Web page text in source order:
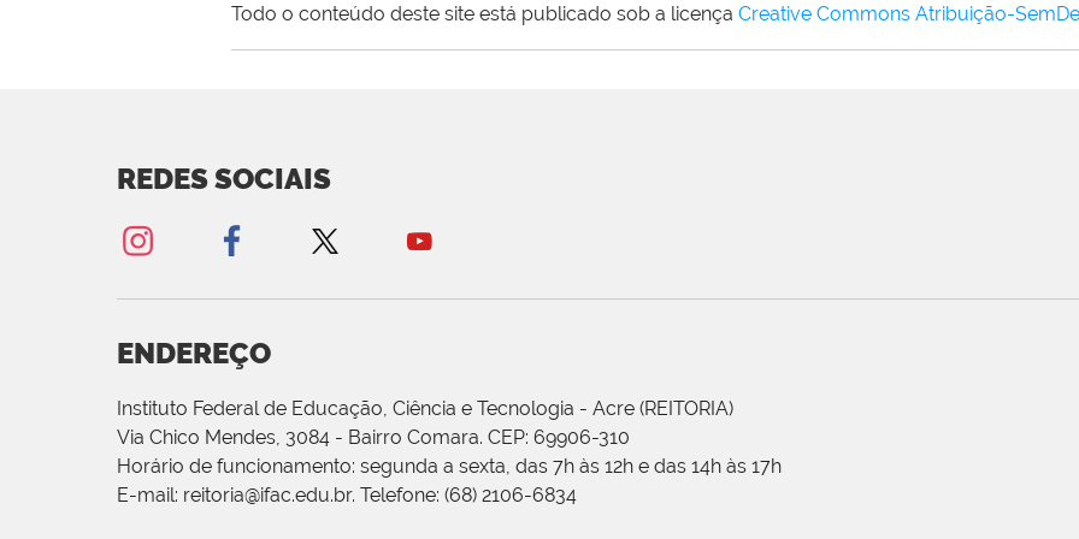
Todo o conteúdo deste site está publicado sob a licença Creative Commons Atribuição-
REDES SOCIAIS
ENDEREÇO
Instituto Federal de Educação, Ciência e Tecnologia - Acre (REITORIA)
Via Chico Mendes, 3084 - Bairro Comara. CEP: 69906-310
Horário de funcionamento: segunda a sexta, das 7h às 12h e das 14h às 17h
E-mail: reitoria@ifac.edu.br. Telefone: (68) 2106-6834